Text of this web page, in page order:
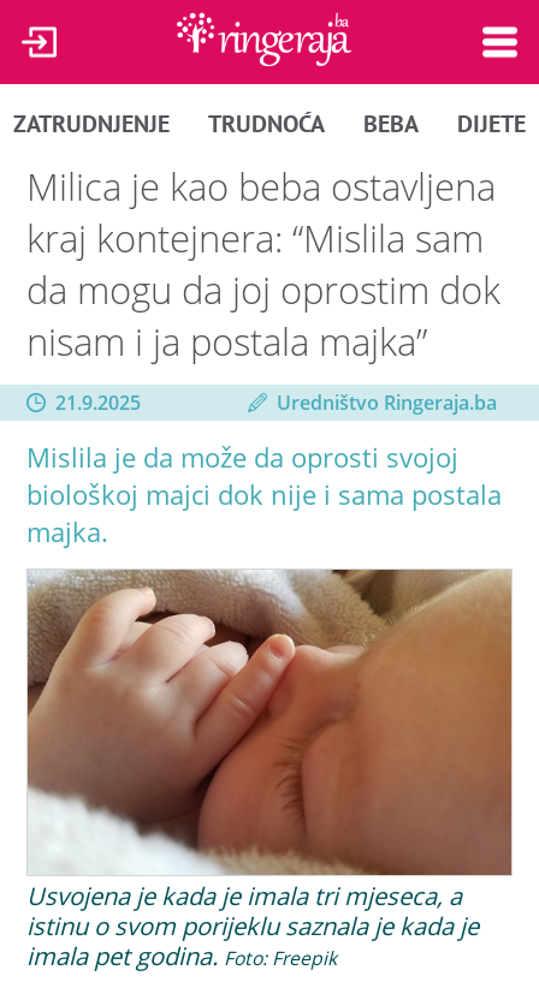
ZATRUDNJENJE TRUDNOĆA BEBA DIJETE
Milica je kao beba ostavljena
kraj kontejnera: “Mislila sam
da mogu da joj oprostim dok
nisam i ja postala majka”
21.9.2025 Uredništvo Ringeraja.ba
Mislila je da može da oprosti svojoj
biološkoj majci dok nije i sama postala
majka.
Usvojena je kada je imala tri mjeseca, a
istinu o svom porijeklu saznala je kada je
imala pet godina. Foto: Freepik